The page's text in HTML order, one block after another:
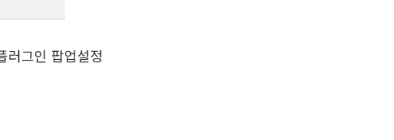
러그인 팝업설정